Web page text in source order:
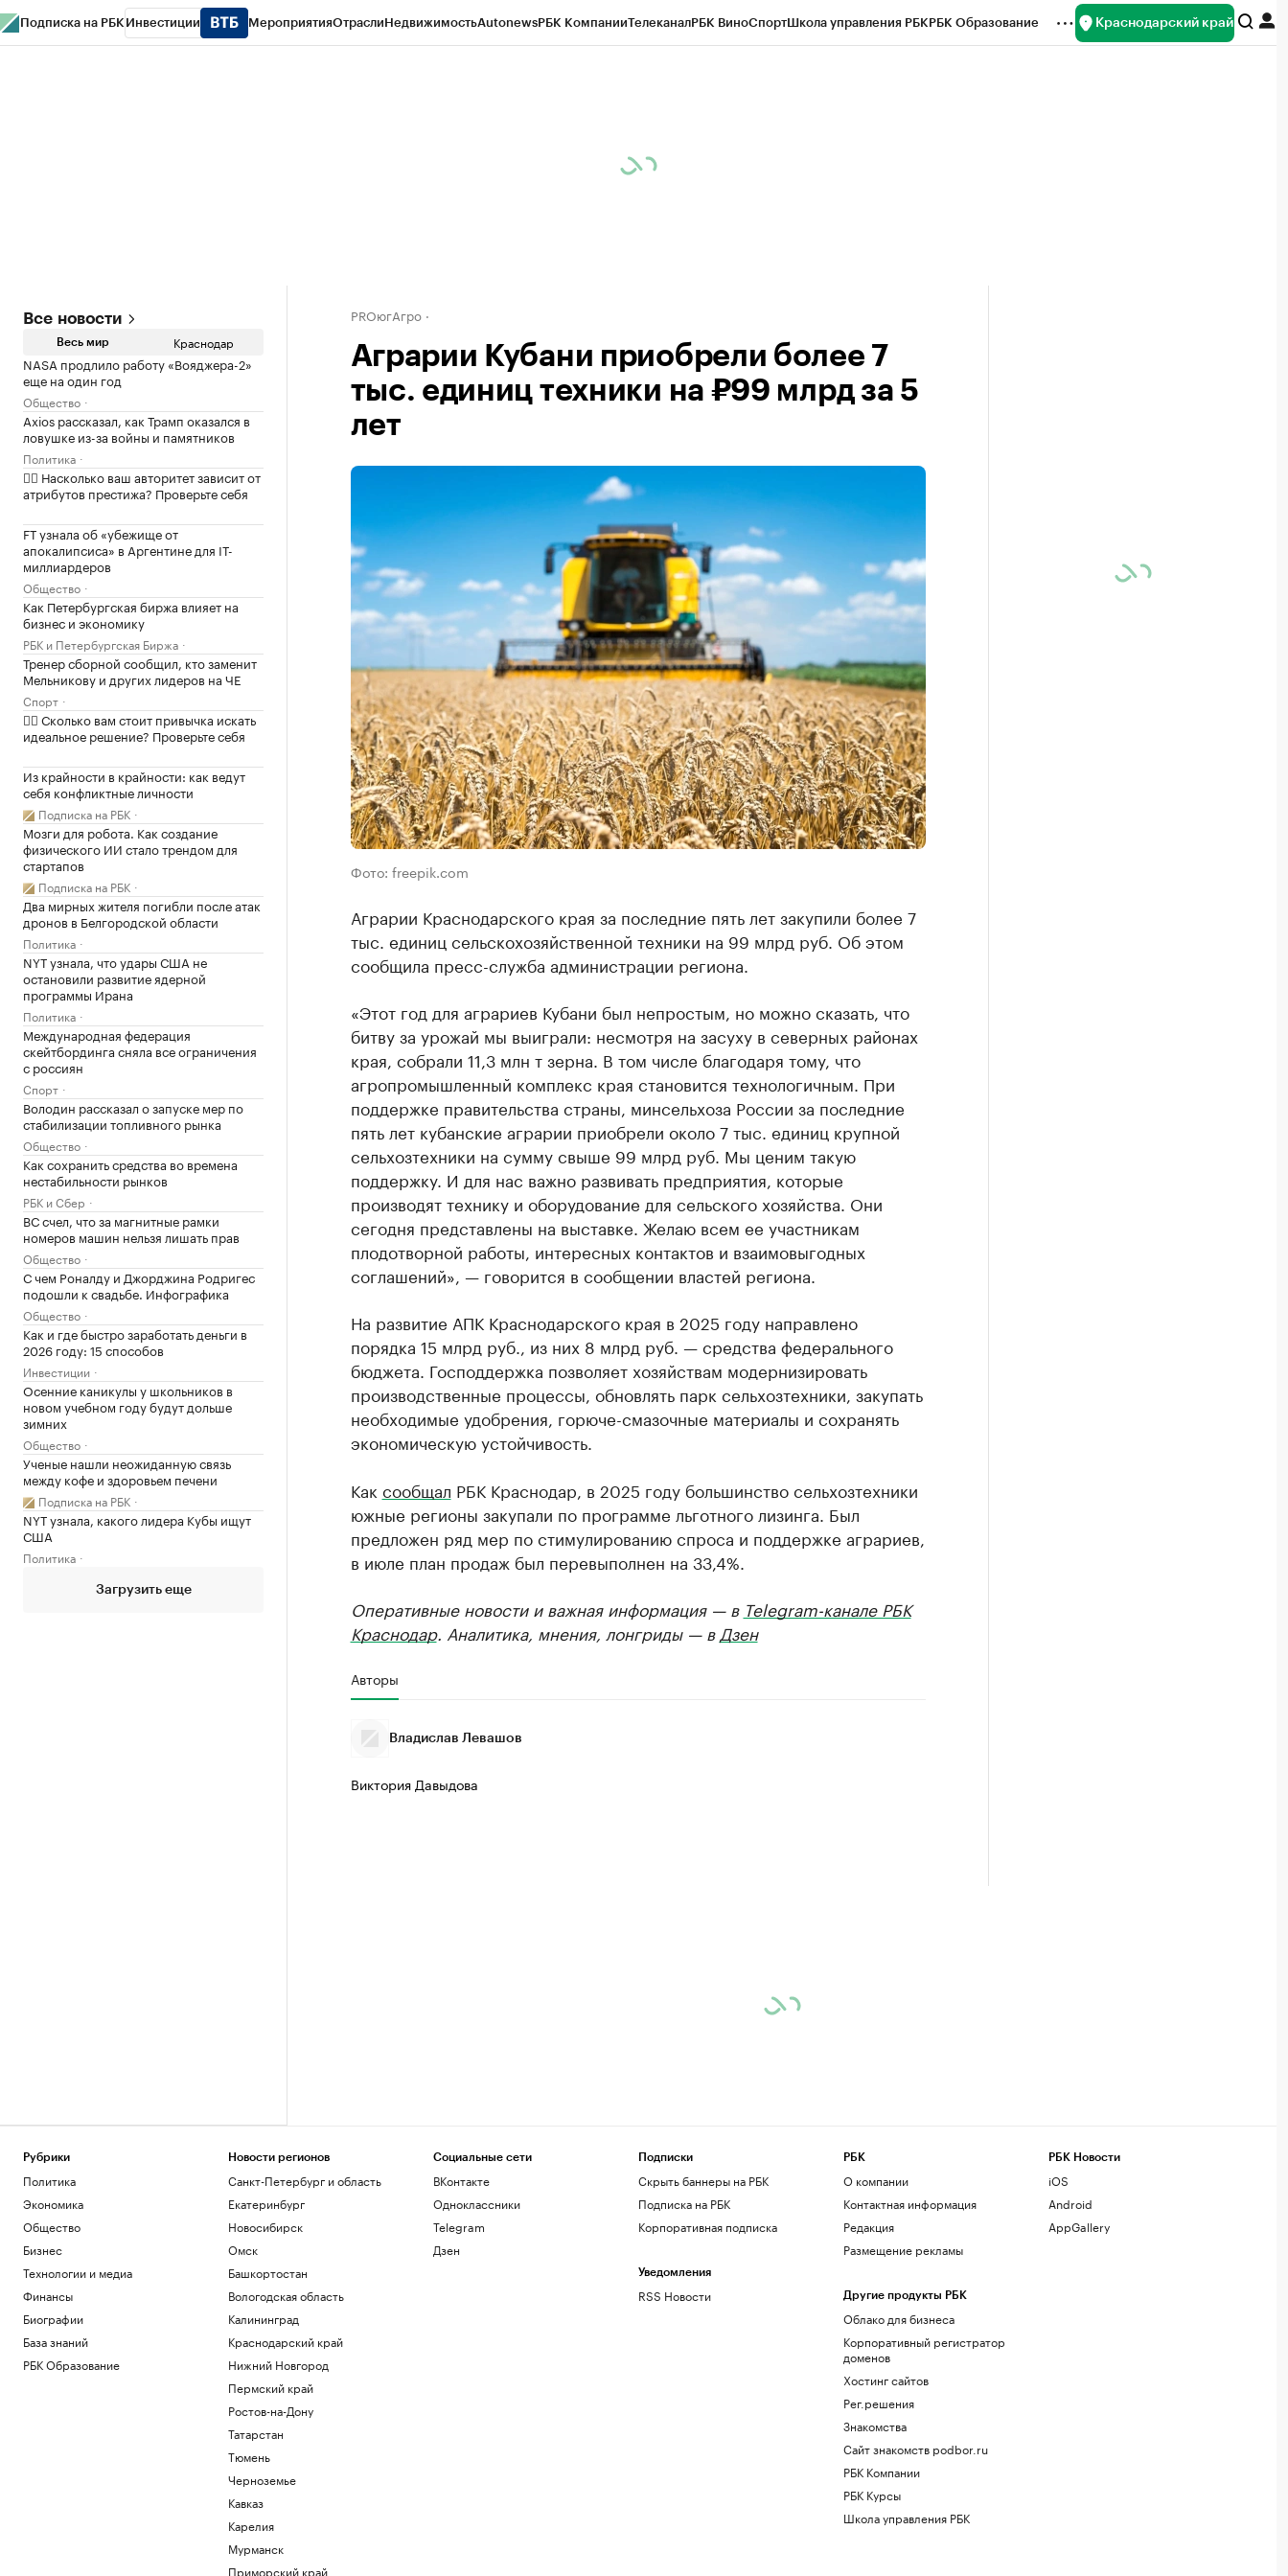
Подписка на РБК Инвестиции МероприятияОтраслиНедвижимостьAutonewsРБК КомпанииТелеканалРБК ВиноСпортШкола управления РБКРБК Образование Краснодарский край
Все новости
Весь мир Краснодар
NASA продлило работу «Вояджера-2»
еще на один год
Общество
Axios рассказал, как Трамп оказался в
ловушке из-за войны и памятников
Политика
✍🏻 Насколько ваш авторитет зависит от
атрибутов престижа? Проверьте себя
FT узнала об «убежище от
апокалипсиса» в Аргентине для IT-
миллиардеров
Общество
Как Петербургская биржа влияет на
бизнес и экономику
РБК и Петербургская Биржа
Тренер сборной сообщил, кто заменит
Мельникову и других лидеров на ЧЕ
Спорт
✍🏻 Сколько вам стоит привычка искать
идеальное решение? Проверьте себя
Из крайности в крайности: как ведут
себя конфликтные личности
Подписка на РБК
Мозги для робота. Как создание
физического ИИ стало трендом для
стартапов
Подписка на РБК
Два мирных жителя погибли после атак
дронов в Белгородской области
Политика
NYT узнала, что удары США не
остановили развитие ядерной
программы Ирана
Политика
Международная федерация
скейтбординга сняла все ограничения
с россиян
Спорт
Володин рассказал о запуске мер по
стабилизации топливного рынка
Общество
Как сохранить средства во времена
нестабильности рынков
РБК и Сбер
ВС счел, что за магнитные рамки
номеров машин нельзя лишать прав
Общество
С чем Роналду и Джорджина Родригес
подошли к свадьбе. Инфографика
Общество
Как и где быстро заработать деньги в
2026 году: 15 способов
Инвестиции
Осенние каникулы у школьников в
новом учебном году будут дольше
зимних
Общество
Ученые нашли неожиданную связь
между кофе и здоровьем печени
Подписка на РБК
NYT узнала, какого лидера Кубы ищут
США
Политика
Загрузить еще
PROюгАгро
Аграрии Кубани приобрели более 7
тыс. единиц техники на ₽99 млрд за 5
лет
Фото: freepik.com
Аграрии Краснодарского края за последние пять лет закупили более 7
тыс. единиц сельскохозяйственной техники на 99 млрд руб. Об этом
сообщила пресс-служба администрации региона.
«Этот год для аграриев Кубани был непростым, но можно сказать, что
битву за урожай мы выиграли: несмотря на засуху в северных районах
края, собрали 11,3 млн т зерна. В том числе благодаря тому, что
агропромышленный комплекс края становится технологичным. При
поддержке правительства страны, минсельхоза России за последние
пять лет кубанские аграрии приобрели около 7 тыс. единиц крупной
сельхозтехники на сумму свыше 99 млрд руб. Мы ценим такую
поддержку. И для нас важно развивать предприятия, которые
производят технику и оборудование для сельского хозяйства. Они
сегодня представлены на выставке. Желаю всем ее участникам
плодотворной работы, интересных контактов и взаимовыгодных
соглашений», — говорится в сообщении властей региона.
На развитие АПК Краснодарского края в 2025 году направлено
порядка 15 млрд руб., из них 8 млрд руб. — средства федерального
бюджета. Господдержка позволяет хозяйствам модернизировать
производственные процессы, обновлять парк сельхозтехники, закупать
необходимые удобрения, горюче-смазочные материалы и сохранять
экономическую устойчивость.
Как сообщал РБК Краснодар, в 2025 году большинство сельхозтехники
южные регионы закупали по программе льготного лизинга. Был
предложен ряд мер по стимулированию спроса и поддержке аграриев,
в июле план продаж был перевыполнен на 33,4%.
Оперативные новости и важная информация — в Telegram-канале РБК
Краснодар. Аналитика, мнения, лонгриды — в Дзен
Авторы
Владислав Левашов
Виктория Давыдова
Рубрики
Политика
Экономика
Общество
Бизнес
Технологии и медиа
Финансы
Биографии
База знаний
РБК Образование
Новости регионов
Санкт-Петербург и область
Екатеринбург
Новосибирск
Омск
Башкортостан
Вологодская область
Калининград
Краснодарский край
Нижний Новгород
Пермский край
Ростов-на-Дону
Татарстан
Тюмень
Черноземье
Кавказ
Карелия
Мурманск
Приморский край
Социальные сети
ВКонтакте
Одноклассники
Telegram
Дзен
Подписки
Скрыть баннеры на РБК
Подписка на РБК
Корпоративная подписка
Уведомления
RSS Новости
РБК
О компании
Контактная информация
Редакция
Размещение рекламы
Другие продукты РБК
Облако для бизнеса
Корпоративный регистратор
доменов
Хостинг сайтов
Рег.решения
Знакомства
Сайт знакомств podbor.ru
РБК Компании
РБК Курсы
Школа управления РБК
РБК Новости
iOS
Android
AppGallery